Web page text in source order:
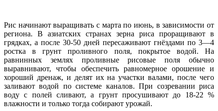
Рис начинают выращивать с марта по июнь, в зависимости от
региона. В азиатских странах зерна риса проращивают в
грядках, а после 30-50 дней пересаживают гнёздами по 3—4
ростка в грунт проливного поля, покрытое водой. На
равнинных землях проливные рисовые поля обычно
выравнивают, чтобы обеспечить равномерное орошение и
хороший дренаж, и делят их на участки валами, после чего
заливают водой по системе каналов. При созревании риса
воду с полей сливают, а грунт просушивают до 18-22 %
влажности и только тогда собирают урожай.